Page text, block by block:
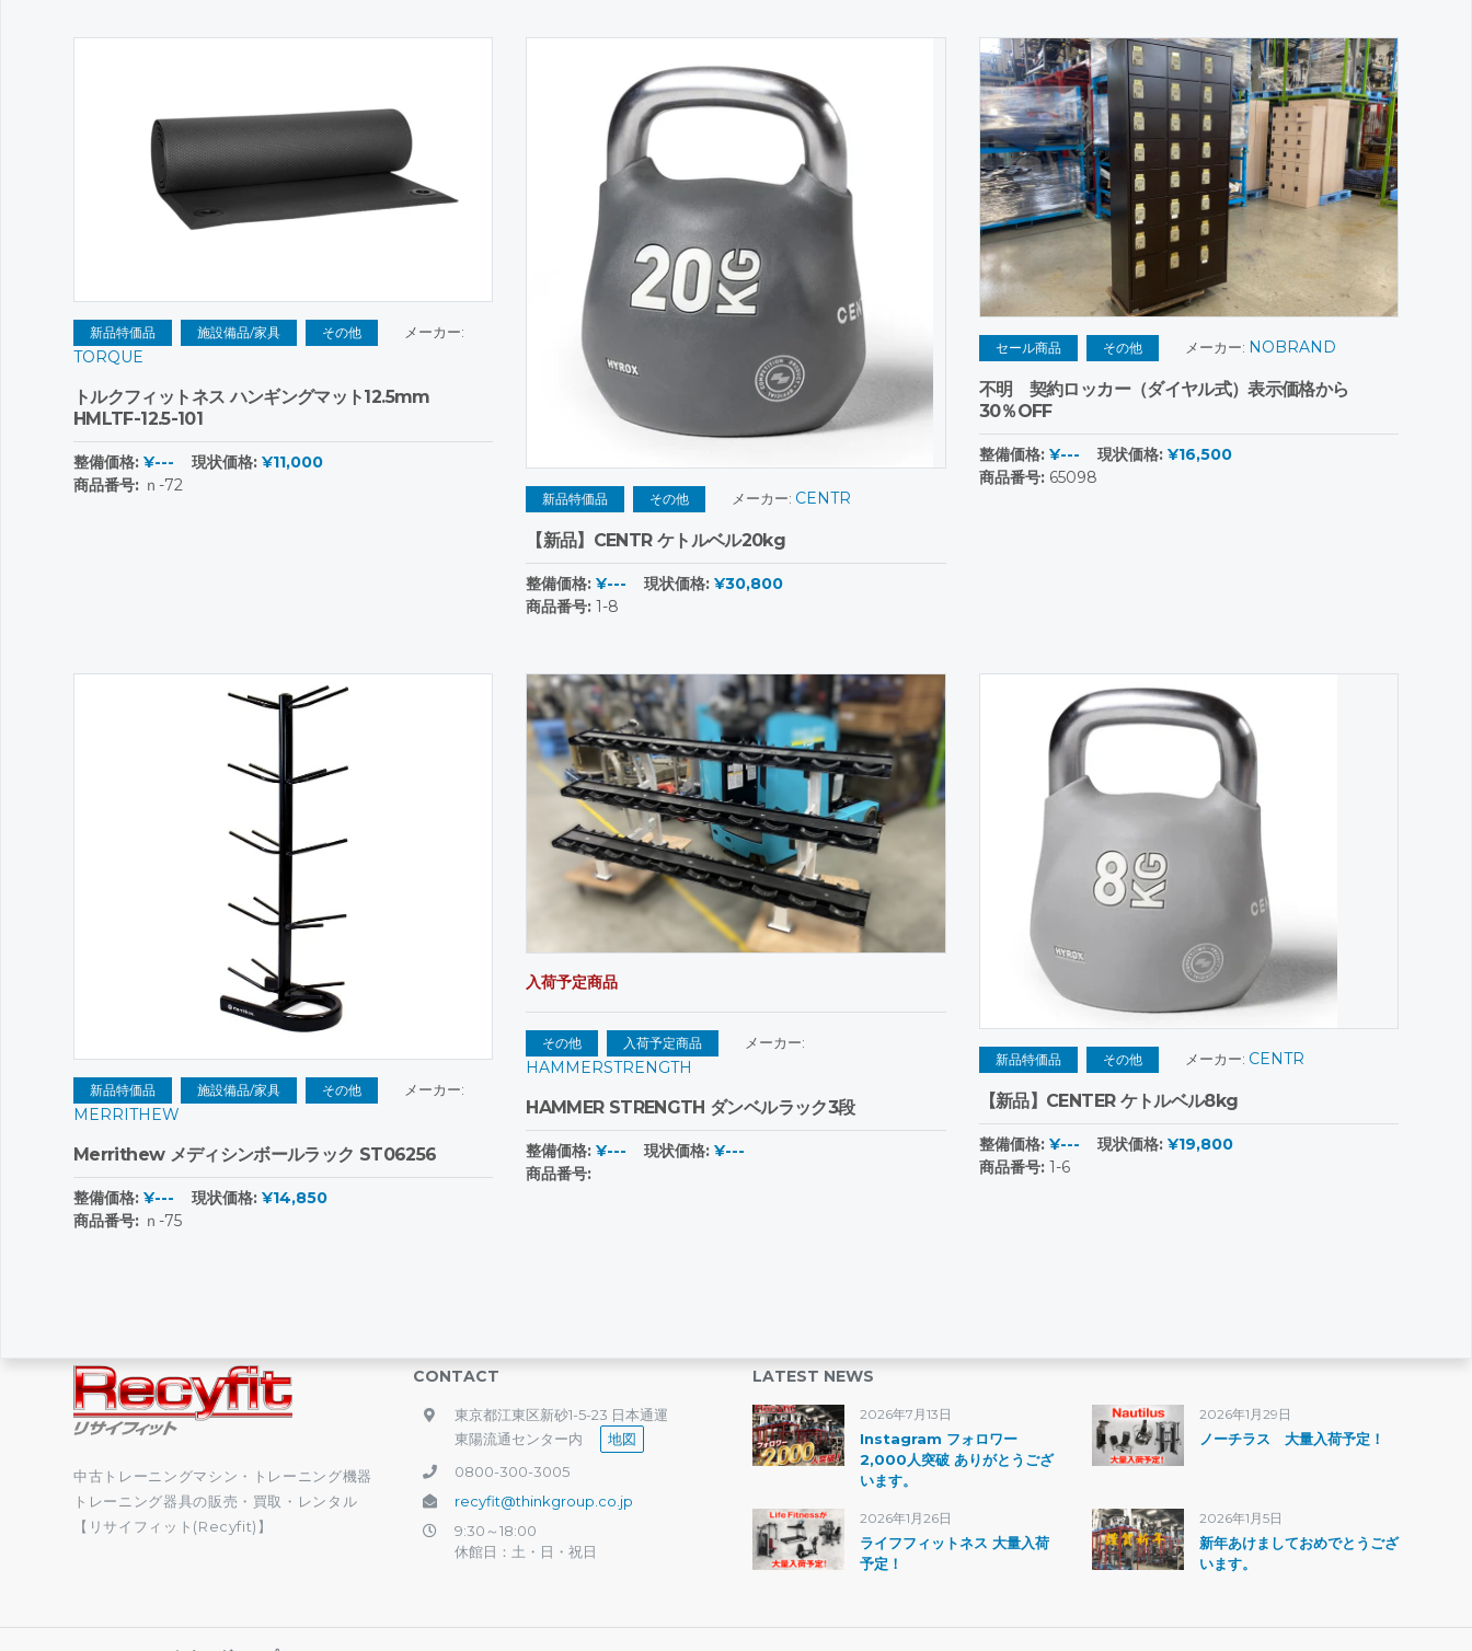
新品特価品 施設備品/家具 その他 メーカー:
TORQUE
トルクフィットネス ハンギングマット12.5mm
HMLTF-12.5-101
整備価格: ¥--- 現状価格: ¥11,000
商品番号: ｎ-72
新品特価品 その他 メーカー: CENTR
【新品】CENTR ケトルベル20kg
整備価格:¥--- 現状価格:¥30,800
商品番号: 1-8
セール商品 その他 メーカー: NOBRAND
不明 契約ロッカー（ダイヤル式）表示価格から
30％OFF
整備価格: ¥--- 現状価格: ¥16,500
商品番号:65098
新品特価品 施設備品/家具 その他 メーカー:
MERRITHEW
Merrithew メディシンボールラック ST06256
整備価格: ¥--- 現状価格: ¥14,850
商品番号: ｎ-75
入荷予定商品
その他 入荷予定商品 メーカー:
HAMMERSTRENGTH
HAMMER STRENGTH ダンベルラック3段
整備価格:¥--- 現状価格:¥---
商品番号:
新品特価品 その他 メーカー: CENTR
【新品】CENTER ケトルベル8kg
整備価格: ¥--- 現状価格: ¥19,800
商品番号:1-6
中古トレーニングマシン・トレーニング機器
トレーニング器具の販売・買取・レンタル
【リサイフィット(Recyfit)】
CONTACT
東京都江東区新砂1-5-23 日本通運
東陽流通センター内
地図
0800-300-3005
recyfit@thinkgroup.co.jp
9:30～18:00
休館日：土・日・祝日
LATEST NEWS
2026年7月13日
Instagram フォロワー
2,000人突破 ありがとうござ
います。
2026年1月29日
ノーチラス 大量入荷予定！
2026年1月26日
ライフフィットネス 大量入荷
予定！
2026年1月5日
新年あけましておめでとうござ
います。